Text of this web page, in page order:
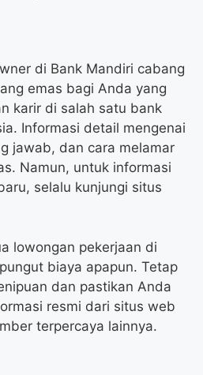
di Bank Mandiri cabang
emas bagi Anda yang
karir di salah satu bank
Informasi detail mengenai
jawab, dan cara melamar
Namun, untuk informasi
selalu kunjungi situs
lowongan pekerjaan di
biaya apapun. Tetap
dan pastikan Anda
resmi dari situs web
terpercaya lainnya.